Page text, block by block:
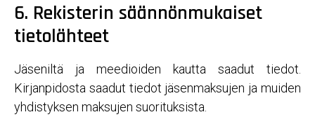
6. Rekisterin säännönmukaiset
tietolähteet
Jäseniltä ja meedioiden kautta saadut tiedot.
Kirjanpidosta saadut tiedot jäsenmaksujen ja muiden
yhdistyksen maksujen suorituksista.